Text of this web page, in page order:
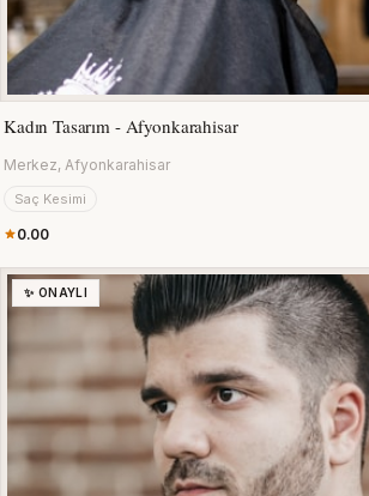
Kadın Tasarım - Afyonkarahisar
Merkez, Afyonkarahisar
Saç Kesimi
0.00
✨ ONAYLI